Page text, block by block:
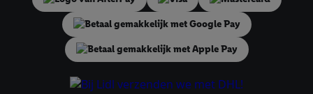
samengevoegd met andere identifiers of met identifiers die
door Criteo S.A. aan jou zijn toegewezen.
Als je hiervoor toestemming geeft, dan kunnen retargeting
eerder interesse hebt getoond (bijvoorbeeld door het product